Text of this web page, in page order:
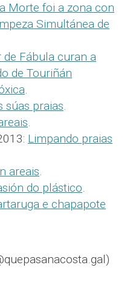
Morte foi a zona con
Simultánea de
Fábula curan a
de Touriñán
.
súas praias.
.
Limpando praias
areais.
do plástico.
e chapapote